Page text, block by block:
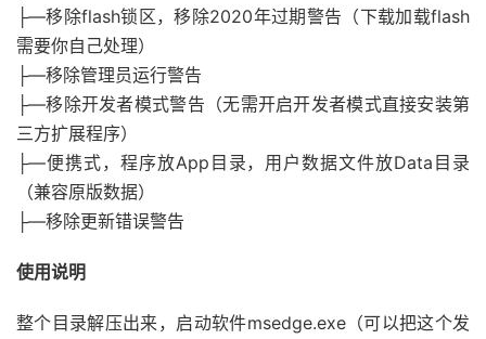
├—移除flash锁区，移除2020年过期警告（下载加载flash
需要你自己处理）
├—移除管理员运行警告
├—移除开发者模式警告（无需开启开发者模式直接安装第
三方扩展程序）
├—便携式，程序放App目录，用户数据文件放Data目录
（兼容原版数据）
├—移除更新错误警告
使用说明
整个目录解压出来，启动软件msedge.exe（可以把这个发